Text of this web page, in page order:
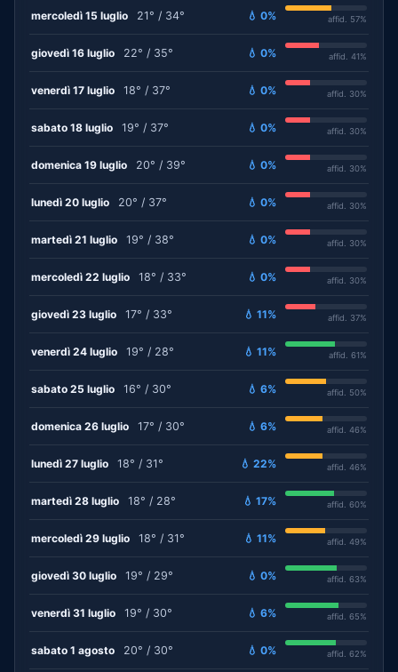
mercoledì 15 luglio 21° / 34° 💧 0% affid. 57%
giovedì 16 luglio 22° / 35° 💧 0% affid. 41%
venerdì 17 luglio 18° / 37° 💧 0% affid. 30%
sabato 18 luglio 19° / 37° 💧 0% affid. 30%
domenica 19 luglio 20° / 39° 💧 0% affid. 30%
lunedì 20 luglio 20° / 37° 💧 0% affid. 30%
martedì 21 luglio 19° / 38° 💧 0% affid. 30%
mercoledì 22 luglio 18° / 33° 💧 0% affid. 30%
giovedì 23 luglio 17° / 33° 💧 11% affid. 37%
venerdì 24 luglio 19° / 28° 💧 11% affid. 61%
sabato 25 luglio 16° / 30° 💧 6% affid. 50%
domenica 26 luglio 17° / 30° 💧 6% affid. 46%
lunedì 27 luglio 18° / 31° 💧 22% affid. 46%
martedì 28 luglio 18° / 28° 💧 17% affid. 60%
mercoledì 29 luglio 18° / 31° 💧 11% affid. 49%
giovedì 30 luglio 19° / 29° 💧 0% affid. 63%
venerdì 31 luglio 19° / 30° 💧 6% affid. 65%
sabato 1 agosto 20° / 30° 💧 0% affid. 62%